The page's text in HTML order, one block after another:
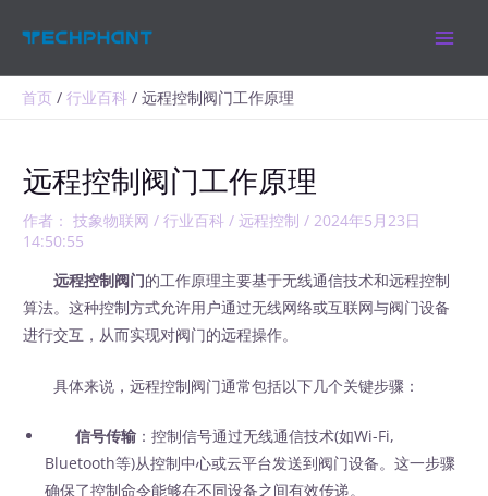
首页 行业百科 远程控制阀门工作原理
远程控制阀门工作原理
作者： 技象物联网/行业百科 /远程控制 /2024年5月23日
14:50:55
远程控制阀门的工作原理主要基于无线通信技术和远程控制
算法。这种控制方式允许用户通过无线网络或互联网与阀门设备
进行交互，从而实现对阀门的远程操作。
具体来说，远程控制阀门通常包括以下几个关键步骤：
信号传输 ：控制信号通过无线通信技术(如Wi-Fi,
Bluetooth等)从控制中心或云平台发送到阀门设备。这一步骤
确保了控制命令能够在不同设备之间有效传递。